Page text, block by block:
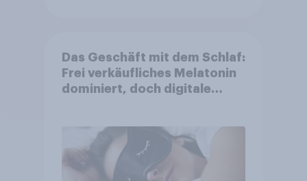
Das Geschäft mit dem Schlaf:
Frei verkäufliches Melatonin
dominiert, doch digitale